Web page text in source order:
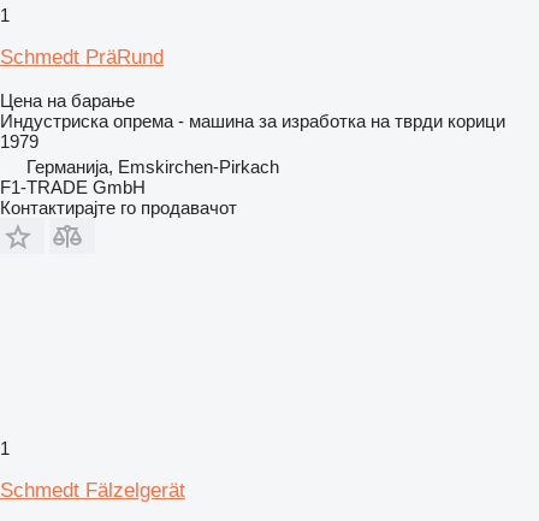
1
Schmedt PräRund
Цена на барање
Индустриска опрема - машина за изработка на тврди корици
1979
Германија, Emskirchen-Pirkach
F1-TRADE GmbH
Контактирајте го продавачот
1
Schmedt Fälzelgerät